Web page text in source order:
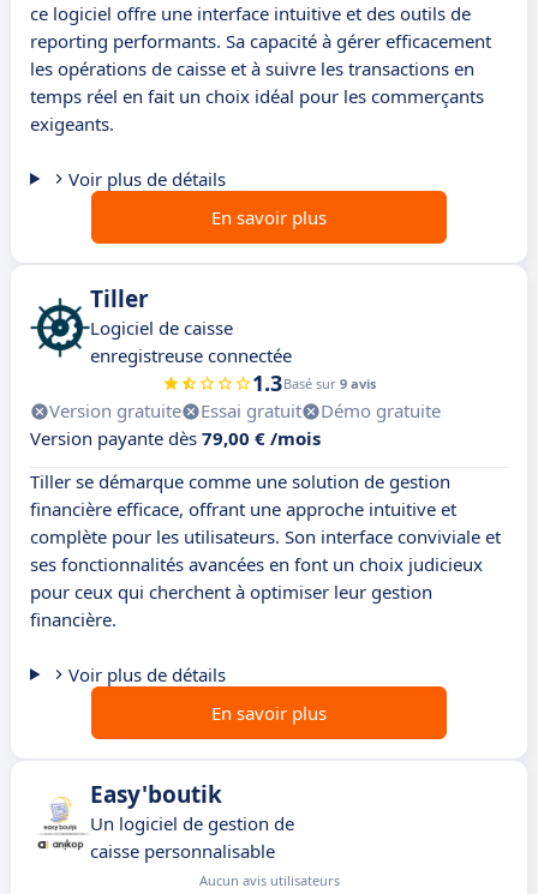
ce logiciel offre une interface intuitive et des outils de
reporting performants. Sa capacité à gérer efficacement
les opérations de caisse et à suivre les transactions en
temps réel en fait un choix idéal pour les commerçants
exigeants.
Voir plus de détails
En savoir plus
Tiller
Logiciel de caisse
enregistreuse connectée
1.3Basé sur 9 avis
Version gratuite Essai gratuit
Démo gratuite
Version payante dès 79,00 € /mois
Tiller se démarque comme une solution de gestion
financière efficace, offrant une approche intuitive et
complète pour les utilisateurs. Son interface conviviale et
ses fonctionnalités avancées en font un choix judicieux
pour ceux qui cherchent à optimiser leur gestion
financière.
Voir plus de détails
En savoir plus
Easy'boutik
Un logiciel de gestion de
caisse personnalisable
Aucun avis utilisateurs